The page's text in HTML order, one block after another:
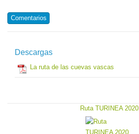
Comentarios
Descargas
La ruta de las cuevas vascas
Ruta TURINEA 2020.